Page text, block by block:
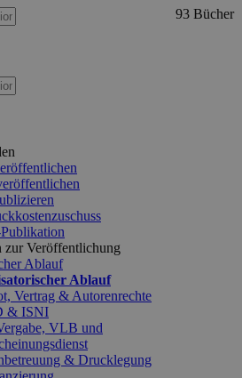
zur Veröffentlichung
Ablauf
Ablauf
Vertrag & Autorenrechte
& ISNI
VLB und
& Drucklegung
93 Bücher